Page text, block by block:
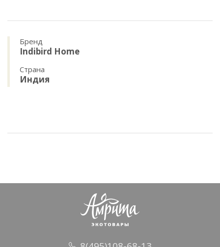
Бренд
Indibird Home
Страна
Индия